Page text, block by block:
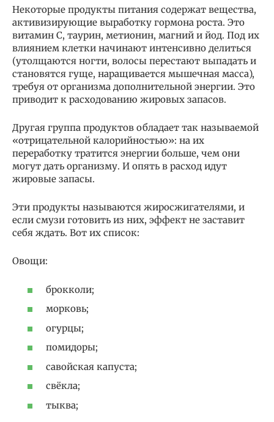
Некоторые продукты питания содержат вещества,
активизирующие выработку гормона роста. Это
витамин С, таурин, метионин, магний и йод. Под их
влиянием клетки начинают интенсивно делиться
(утолщаются ногти, волосы перестают выпадать и
становятся гуще, наращивается мышечная масса),
требуя от организма дополнительной энергии. Это
приводит к расходованию жировых запасов.
Другая группа продуктов обладает так называемой
«отрицательной калорийностью»: на их
переработку тратится энергии больше, чем они
могут дать организму. И опять в расход идут
жировые запасы.
Эти продукты называются жиросжигателями, и
если смузи готовить из них, эффект не заставит
себя ждать. Вот их список:
Овощи:
брокколи;
морковь;
огурцы;
помидоры;
савойская капуста;
свёкла;
тыква;